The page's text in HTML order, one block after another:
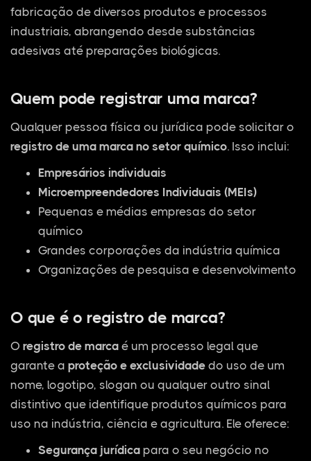
fabricação de diversos produtos e processos
industriais, abrangendo desde substâncias
adesivas até preparações biológicas.
Quem pode registrar uma marca?
Qualquer pessoa física ou jurídica pode solicitar o
registro de uma marca no setor químico. Isso inclui:
Empresários individuais
Microempreendedores Individuais (MEIs)
Pequenas e médias empresas do setor
químico
Grandes corporações da indústria química
Organizações de pesquisa e desenvolvimento
O que é o registro de marca?
O registro de marca é um processo legal que
garante a proteção e exclusividade do uso de um
nome, logotipo, slogan ou qualquer outro sinal
distintivo que identifique produtos químicos para
uso na indústria, ciência e agricultura. Ele oferece:
Segurança jurídica para o seu negócio no